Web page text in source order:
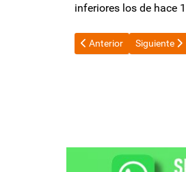
inferiores los de hace
Artículo anterior: Quién
Anterior Artículo
Siguiente